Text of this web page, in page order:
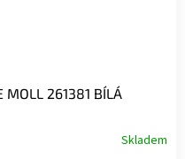
MOLL 261381 BÍLÁ
Skladem